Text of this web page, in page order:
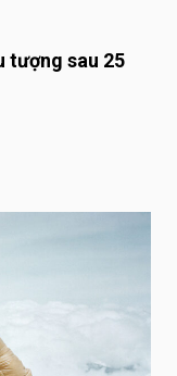
tượng sau 25